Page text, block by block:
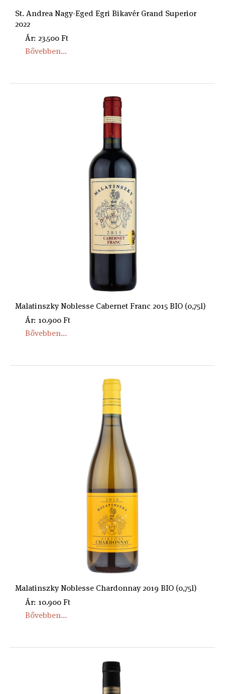
St. Andrea Nagy-Eged Egri Bikavér Grand Superior
2022
Ár: 23.500 Ft
Bővebben...
Malatinszky Noblesse Cabernet Franc 2015 BIO (0,75l)
Ár: 10.900 Ft
Bővebben...
Malatinszky Noblesse Chardonnay 2019 BIO (0,75l)
Ár: 10.900 Ft
Bővebben...